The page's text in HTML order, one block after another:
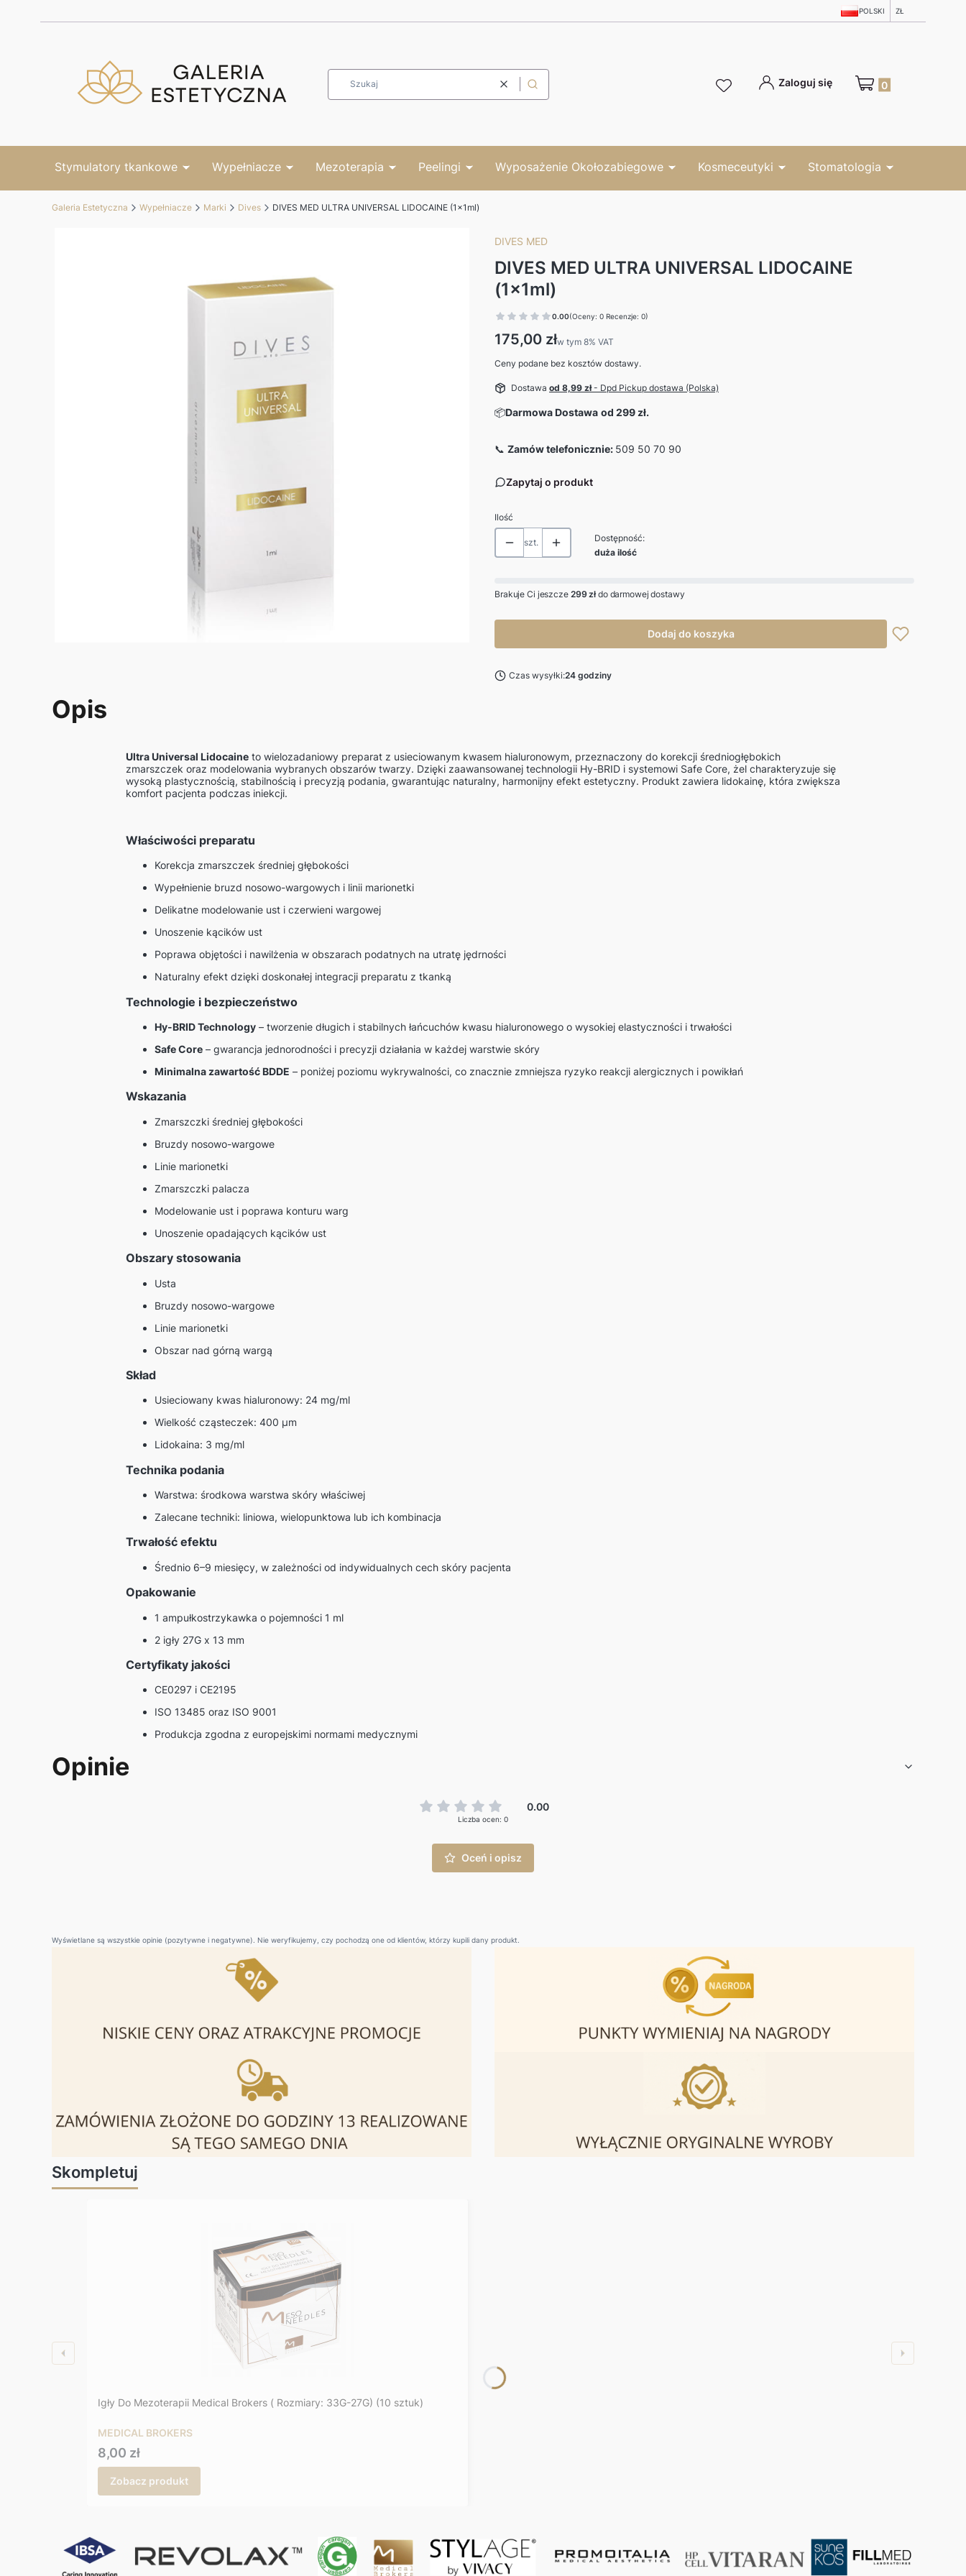
POLSKI ZŁ
WyczyśćSzukaj
Zaloguj się Produkty w koszyku:
Stymulatory tkankowe Wypełniacze Mezoterapia Peelingi Wyposażenie Okołozabiegowe Kosmeceutyki Stomatologia
Galeria Estetyczna Wypełniacze Marki Dives DIVES MED ULTRA UNIVERSAL LIDOCAINE (1x1ml)
DIVES MED
DIVES MED ULTRA UNIVERSAL LIDOCAINE
(1x1ml)
0.00(Oceny: 0 Recenzje: 0)
Cena
175,00 złw tym 8% VAT
w tym 8% VAT
Ceny podane bez kosztów dostawy.
Dostawa od 8,99 zł- Dpd Pickup dostawa (Polska)
📦Darmowa Dostawa od 299 zł.
📞 Zamów telefonicznie: 509 50 70 90
Zapytaj o produkt
Ilość
szt.
Dostępność:
duża ilość
Brakuje Ci jeszcze 299 zł do darmowej dostawy
Dodaj do koszyka
Czas wysyłki:24 godziny
Opis
Ultra Universal Lidocaineto wielozadaniowy preparat z usieciowanym kwasem hialuronowym, przeznaczony do korekcji średniogłębokich
zmarszczek oraz modelowania wybranych obszarów twarzy. Dzięki zaawansowanej technologii Hy-BRID i systemowi Safe Core, żel charakteryzuje się
wysoką plastycznością, stabilnością i precyzją podania, gwarantując naturalny, harmonijny efekt estetyczny. Produkt zawiera lidokainę, która zwiększa
komfort pacjenta podczas iniekcji.
Właściwości preparatu
Korekcja zmarszczek średniej głębokości
Wypełnienie bruzd nosowo-wargowych i linii marionetki
Delikatne modelowanie ust i czerwieni wargowej
Unoszenie kącików ust
Poprawa objętości i nawilżenia w obszarach podatnych na utratę jędrności
Naturalny efekt dzięki doskonałej integracji preparatu z tkanką
Technologie i bezpieczeństwo
Hy-BRID Technology– tworzenie długich i stabilnych łańcuchów kwasu hialuronowego o wysokiej elastyczności i trwałości
Safe Core– gwarancja jednorodności i precyzji działania w każdej warstwie skóry
Minimalna zawartość BDDE – poniżej poziomu wykrywalności, co znacznie zmniejsza ryzyko reakcji alergicznych i powikłań
Wskazania
Zmarszczki średniej głębokości
Bruzdy nosowo-wargowe
Linie marionetki
Zmarszczki palacza
Modelowanie ust i poprawa konturu warg
Unoszenie opadających kącików ust
Obszary stosowania
Usta
Bruzdy nosowo-wargowe
Linie marionetki
Obszar nad górną wargą
Skład
Usieciowany kwas hialuronowy: 24 mg/ml
Wielkość cząsteczek: 400 µm
Lidokaina: 3 mg/ml
Technika podania
Warstwa: środkowa warstwa skóry właściwej
Zalecane techniki: liniowa, wielopunktowa lub ich kombinacja
Trwałość efektu
Średnio 6–9 miesięcy, w zależności od indywidualnych cech skóry pacjenta
Opakowanie
1 ampułkostrzykawka o pojemności 1 ml
2 igły 27G x 13 mm
Certyfikaty jakości
CE0297 i CE2195
ISO 13485 oraz ISO 9001
Produkcja zgodna z europejskimi normami medycznymi
Opinie
0.00
Liczba ocen: 0
Oceń i opisz
Wyświetlane są wszystkie opinie (pozytywne i negatywne). Nie weryfikujemy, czy pochodzą one od klientów, którzy kupili dany produkt.
Skompletuj
Igły Do Mezoterapii Medical Brokers ( Rozmiary: 33G-27G) (10 sztuk)
MEDICAL BROKERS
Cena
8,00 zł
Zobacz produkt